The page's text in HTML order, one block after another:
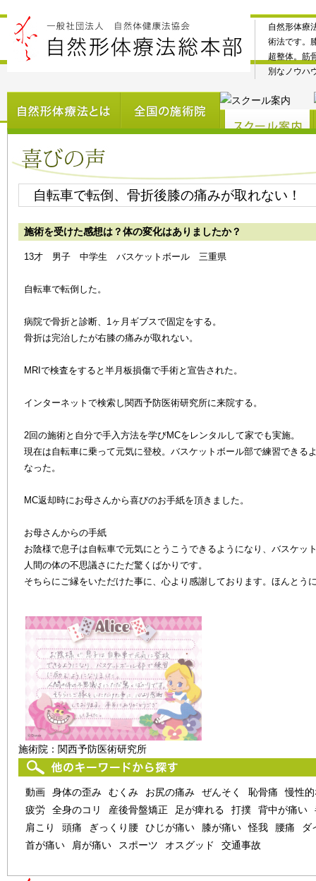
自然形体療
術法です。
超整体。筋
別なノウハ
自転車で転倒、骨折後膝の痛みが取れない！
施術を受けた感想は？体の変化はありましたか？
13才 男子 中学生 バスケットボール 三重県
自転車で転倒した。
病院で骨折と診断、1ヶ月ギブスで固定をする。
骨折は完治したが右膝の痛みが取れない。
MRIで検査をすると半月板損傷で手術と宣告された。
インターネットで検索し関西予防医術研究所に来院する。
2回の施術と自分で手入方法を学びMCをレンタルして家でも実施。
現在は自転車に乗って元気に登校。バスケットボール部で練習できる
なった。
MC返却時にお母さんから喜びのお手紙を頂きました。
お母さんからの手紙
お陰様で息子は自転車で元気にとうこうできるようになり、バスケッ
人間の体の不思議さにただ驚くばかりです。
そちらにご縁をいただけた事に、心より感謝しております。ほんとう
施術院： 関西予防医術研究所
動画 身体の歪み むくみ お尻の痛み ぜんそく 恥骨痛
慢性
疲労
全身のコリ 産後骨盤矯正 足が痺れる 打撲 背中が痛い
肩こり
頭痛 ぎっくり腰 ひじが痛い 膝が痛い 怪我 腰痛
ダ
首が痛い
肩が痛い スポーツ オスグッド 交通事故